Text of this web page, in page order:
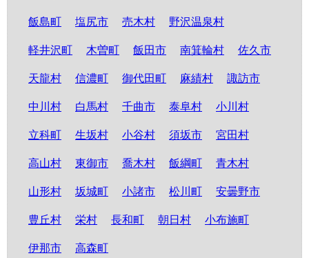
飯島町 塩尻市 売木村 野沢温泉村
軽井沢町 木曽町 飯田市 南箕輪村 佐久市
天龍村 信濃町 御代田町 麻績村 諏訪市
中川村 白馬村 千曲市 泰阜村 小川村
立科町 生坂村 小谷村 須坂市 宮田村
高山村 東御市 喬木村 飯綱町 青木村
山形村 坂城町 小諸市 松川町 安曇野市
豊丘村 栄村 長和町 朝日村 小布施町
伊那市 高森町